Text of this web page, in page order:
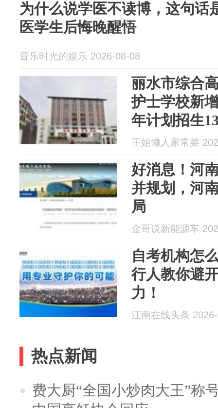
为什么说学医不读博，这句话
医学生后悔晚醒悟
音乐时光的娱乐 2026-08-08
丽水市综合
护士学校新
年计划招生
王姐懒人家常菜
好消息！河
并规划，河
局
金哥说新能源车
自考机构怎
行人教你避
力！
江南在线头条
热点新闻
费大厨“全国小炒肉大王”称